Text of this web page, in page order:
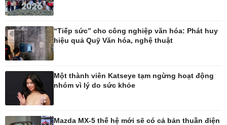
Ô tô - Xe máy
Ô tô
Tư vấn
Doanh nghiệp
Doanh nhân
Vì cộng đồng
“Tiếp sức” cho công nghiệp văn hóa: Phát huy
hiệu quả Quỹ Văn hóa, nghệ thuật
Một thành viên Katseye tạm ngừng hoạt động
nhóm vì lý do sức khỏe
Mazda MX-5 thế hệ mới sẽ có cả bản thuần điện